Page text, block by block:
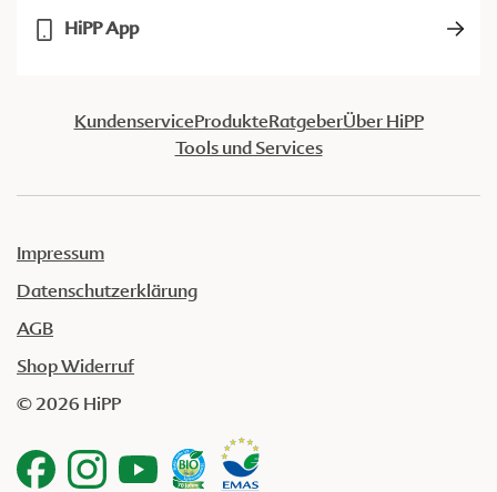
HiPP App
KundenserviceProdukteRatgeberÜber HiPP
Tools und Services
Impressum
Datenschutzerklärung
AGB
Shop Widerruf
© 2026 HiPP